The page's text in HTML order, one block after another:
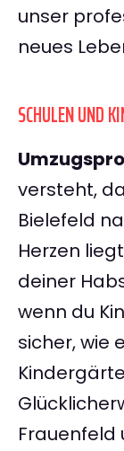
unser
neues
SCHULEN UND
versteht,
Bielefeld
Herzen
deiner
wenn du
sicher, wie
Frauenfeld